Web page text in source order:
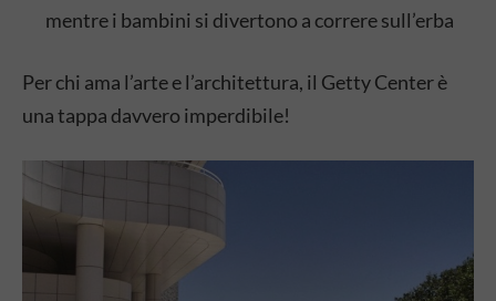
mentre i bambini si divertono a correre sull’erba
Per chi ama l’arte e l’architettura, il Getty Center è
una tappa davvero imperdibile!